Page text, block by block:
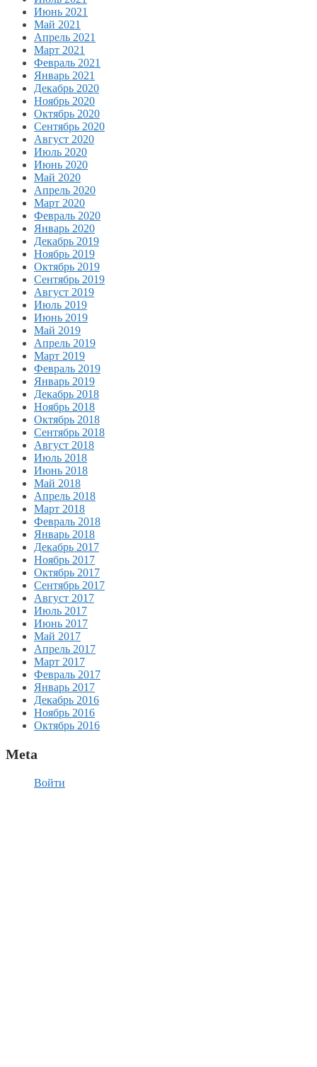
Июнь 2021
Май 2021
Апрель 2021
Март 2021
Февраль 2021
Январь 2021
Декабрь 2020
Ноябрь 2020
Октябрь 2020
Сентябрь 2020
Август 2020
Июль 2020
Июнь 2020
Май 2020
Апрель 2020
Март 2020
Февраль 2020
Январь 2020
Декабрь 2019
Ноябрь 2019
Октябрь 2019
Сентябрь 2019
Август 2019
Июль 2019
Июнь 2019
Май 2019
Апрель 2019
Март 2019
Февраль 2019
Январь 2019
Декабрь 2018
Ноябрь 2018
Октябрь 2018
Сентябрь 2018
Август 2018
Июль 2018
Июнь 2018
Май 2018
Апрель 2018
Март 2018
Февраль 2018
Январь 2018
Декабрь 2017
Ноябрь 2017
Октябрь 2017
Сентябрь 2017
Август 2017
Июль 2017
Июнь 2017
Май 2017
Апрель 2017
Март 2017
Февраль 2017
Январь 2017
Декабрь 2016
Ноябрь 2016
Октябрь 2016
Meta
Войти